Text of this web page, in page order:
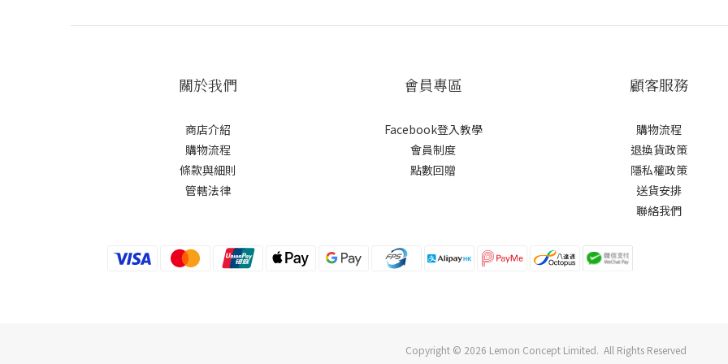
關於我們
商店介紹
購物流程
條款與細則
管轄法律
會員專區
Facebook登入教學
會員制度
點數回贈
顧客服務
購物流程
退換貨政策
隱私權政策
送貨安排
聯絡我們
Copyright © 2026 Lemon Concept Limited. All Rights Reserved